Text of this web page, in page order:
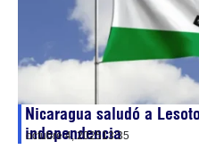
Nicaragua saludó a
independencia
octubre 4, 202513:35